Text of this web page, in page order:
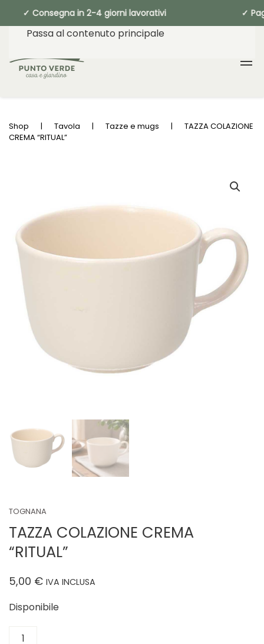
Consegna in 2-4 giorni lavorativi ✓
Passa al contenuto principale
Shop Tavola Tazze e mugs
TAZZA COLAZIONE
CREMA “RITUAL”
TOGNANA
TAZZA COLAZIONE CREMA
“RITUAL”
5,00 € IVA INCLUSA
Disponibile
TAZZA